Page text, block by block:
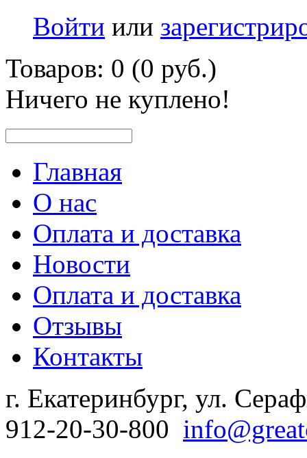
Войти или
Товаров: 0 (0 руб.)
Ничего не куплено!
Главная
О нас
Оплата и доставка
Новости
Оплата и доставка
Отзывы
Контакты
г. Екатеринбург, ул.
912-20-30-800